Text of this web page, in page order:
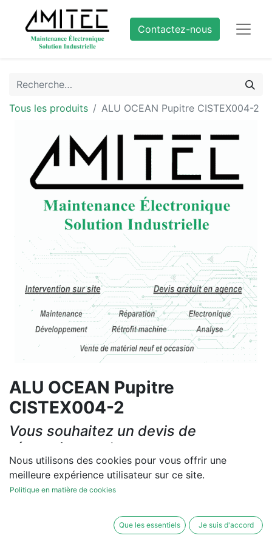
Contactez-nous
Tous les produits ALU OCEAN Pupitre CISTEX004-2
ALU OCEAN Pupitre
CISTEX004-2
Vous souhaitez un devis de
réparation ou de vente, un
diagnostic sur site?
Contactez-nous
Nous utilisons des cookies pour vous offrir une
meilleure expérience utilisateur sur ce site.
Politique en matière de cookies
Que les essentiels Je suis d'accord